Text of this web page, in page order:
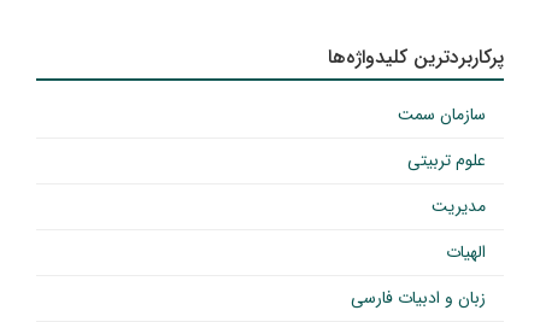
پرکاربردترین کلیدواژه‌ها
سازمان سمت
علوم تربیتی
مدیریت
الهیات
زبان و ادبیات فارسی